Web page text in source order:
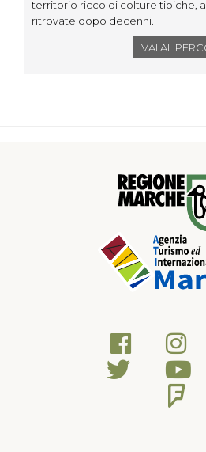
territorio ricco di colture tipiche,
ritrovate dopo decenni.
VAI AL